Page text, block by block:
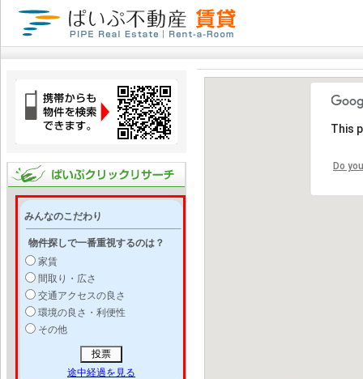
みんなのこだわり
物件探しで一番重視するのは？
家賃
間取り・広さ
交通アクセスの良さ
環境の良さ・利便性
その他
途中経過を見る
This
Do